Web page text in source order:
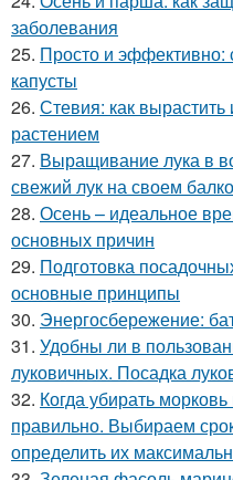
заболевания
25. Просто и
капусты
26. Стевия: как
растением
27. Выращивание лука в
свежий лук на своем
28. Осень – идеальное
основных причин
29. Подготовка
основные принципы
30. Энергосбережение:
31. Удобны ли в
луковичных. Посадка
32. Когда убирать
правильно. Выбираем
определить их